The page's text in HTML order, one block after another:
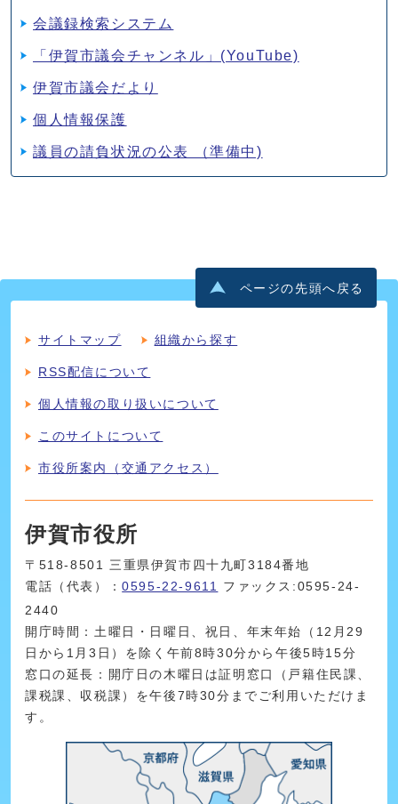
会議録検索システム
「伊賀市議会チャンネル」(YouTube)
伊賀市議会だより
個人情報保護
議員の請負状況の公表 （準備中)
ページの先頭へ戻る
サイトマップ 組織から探す
RSS配信について
個人情報の取り扱いについて
このサイトについて
市役所案内（交通アクセス）
伊賀市役所
〒518-8501 三重県伊賀市四十九町3184番地
電話（代表）：0595-22-9611
ファックス:0595-24-
2440
開庁時間：土曜日・日曜日、祝日、年末年始（12月29
日から1月3日）を除く午前8時30分から午後5時15分
窓口の延長：開庁日の木曜日は証明窓口（戸籍住民課、
課税課、収税課）を午後7時30分までご利用いただけま
す。